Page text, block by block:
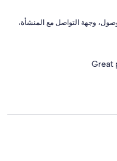
عناصر نالت الإعجاب: ⁦النظافة⁩، و⁦تسجيل الوصول⁩، و⁦جهة التواصل مع المنشأة⁩،
Great